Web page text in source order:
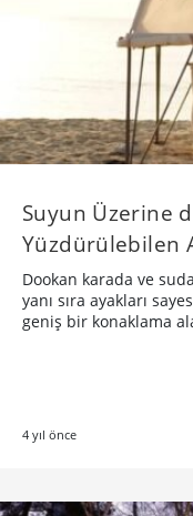
Suyun Üzerine
Yüzdürülebilen
Dookan karada ve
yanı sıra ayakları
geniş bir konaklama
4 yıl önce